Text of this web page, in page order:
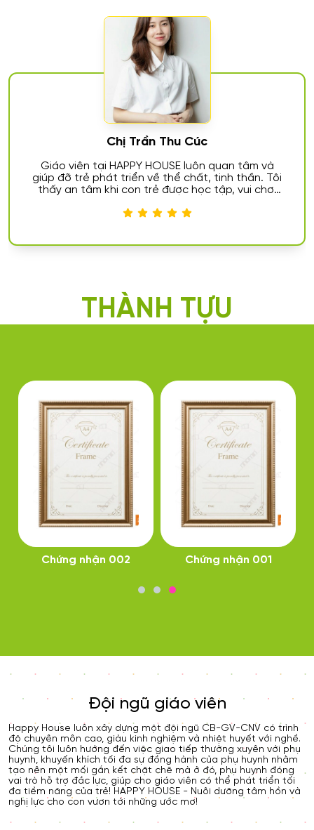
Tôi
Chị Trần Hồng Phúc
Con tôi đang học tại HAPPY HOUSE và
rất hài lòng về môi trường học. Giáo viên
tâm, hoạt động giáo dục phong phú làm
THÀNH TỰU
Chứng nhận 002 Chứng nhận 001
Đội ngũ giáo viên
Happy House luôn xây dựng một đội ngũ CB-GV-CNV có trình
độ chuyên môn cao, giàu kinh nghiệm và nhiệt huyết với nghề.
Chúng tôi luôn hướng đến việc giao tiếp thường xuyên với phụ
huynh, khuyến khích tối đa sự đồng hành của phụ huynh nhằm
tạo nên một mối gắn kết chặt chẽ mà ở đó, phụ huynh đóng
vai trò hỗ trợ đắc lực, giúp cho giáo viên có thể phát triển tối
đa tiềm năng của trẻ! HAPPY HOUSE - Nuôi dưỡng tâm hồn và
nghị lực cho con vươn tới những ước mơ!
CHUÔNG VÀNG
04/11/2024
Phát sóng chương trình:
NÀO TA CÙNG VUI trên
truyền hình HTV7